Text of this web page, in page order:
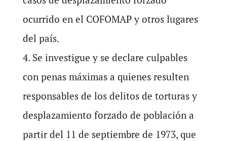
ocurrido en el COFOMAP y otros lugares
del país.
4. Se investigue y se declare culpables
con penas máximas a quienes resulten
responsables de los delitos de torturas y
desplazamiento forzado de población a
partir del 11 de septiembre de 1973, que